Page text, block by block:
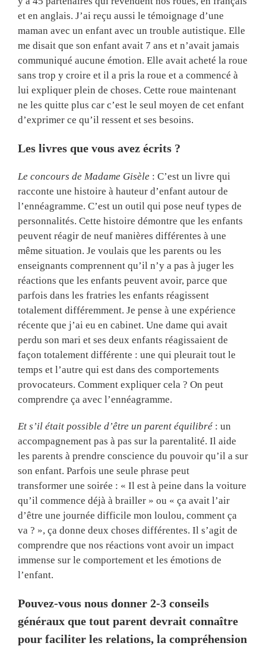
et en anglais. J’ai reçu aussi le témoignage d’une
maman avec un enfant avec un trouble autistique. Elle
me disait que son enfant avait 7 ans et n’avait jamais
communiqué aucune émotion. Elle avait acheté la roue
sans trop y croire et il a pris la roue et a commencé à
lui expliquer plein de choses. Cette roue maintenant
ne les quitte plus car c’est le seul moyen de cet enfant
d’exprimer ce qu’il ressent et ses besoins.
Les livres que vous avez écrits ?
Le concours de Madame Gisèle : C’est un livre qui
racconte une histoire à hauteur d’enfant autour de
l’ennéagramme. C’est un outil qui pose neuf types de
personnalités. Cette histoire démontre que les enfants
peuvent réagir de neuf manières différentes à une
même situation. Je voulais que les parents ou les
enseignants comprennent qu’il n’y a pas à juger les
réactions que les enfants peuvent avoir, parce que
parfois dans les fratries les enfants réagissent
totalement différemment. Je pense à une expérience
récente que j’ai eu en cabinet. Une dame qui avait
perdu son mari et ses deux enfants réagissaient de
façon totalement différente : une qui pleurait tout le
temps et l’autre qui est dans des comportements
provocateurs. Comment expliquer cela ? On peut
comprendre ça avec l’ennéagramme.
Et s’il était possible d’être un parent équilibré : un
accompagnement pas à pas sur la parentalité. Il aide
les parents à prendre conscience du pouvoir qu’il a sur
son enfant. Parfois une seule phrase peut
transformer une soirée : « Il est à peine dans la voiture
qu’il commence déjà à brailler » ou « ça avait l’air
d’être une journée difficile mon loulou, comment ça
va ? », ça donne deux choses différentes. Il s’agit de
comprendre que nos réactions vont avoir un impact
immense sur le comportement et les émotions de
l’enfant.
Pouvez-vous nous donner 2-3 conseils
généraux que tout parent devrait connaître
pour faciliter les relations, la compréhension